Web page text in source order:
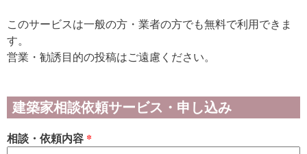
このサービスは一般の方・業者の方でも無料で利用できま
す。
営業・勧誘目的の投稿はご遠慮ください。
建築家相談依頼サービス・申し込み
相談・依頼内容 *